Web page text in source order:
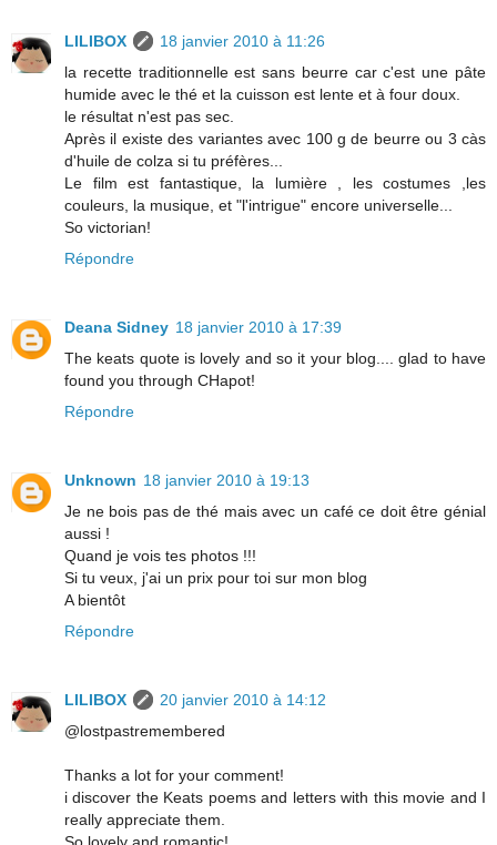
LILIBOX
18 janvier 2010 à 11:26
la recette traditionnelle est sans beurre car c'est une pâte
humide avec le thé et la cuisson est lente et à four doux.
le résultat n'est pas sec.
Après il existe des variantes avec 100 g de beurre ou 3 càs
d'huile de colza si tu préfères...
Le film est fantastique, la lumière , les costumes ,les
couleurs, la musique, et "l'intrigue" encore universelle...
So victorian!
Répondre
Deana Sidney 18 janvier 2010 à 17:39
The keats quote is lovely and so it your blog.... glad to have
found you through CHapot!
Répondre
Unknown 18 janvier 2010 à 19:13
Je ne bois pas de thé mais avec un café ce doit être génial
aussi !
Quand je vois tes photos !!!
Si tu veux, j'ai un prix pour toi sur mon blog
A bientôt
Répondre
LILIBOX
20 janvier 2010 à 14:12
@lostpastremembered
Thanks a lot for your comment!
i discover the Keats poems and letters with this movie and I
really appreciate them.
So lovely and romantic!